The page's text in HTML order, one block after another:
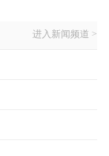
进入新闻频道 >